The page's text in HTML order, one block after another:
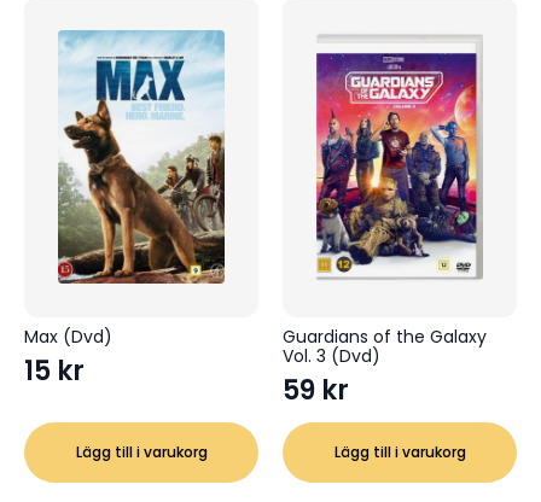
Max (Dvd)
15 kr
Lägg till i varukorg
Guardians of the Galaxy
Vol. 3 (Dvd)
59 kr
Lägg till i varukorg